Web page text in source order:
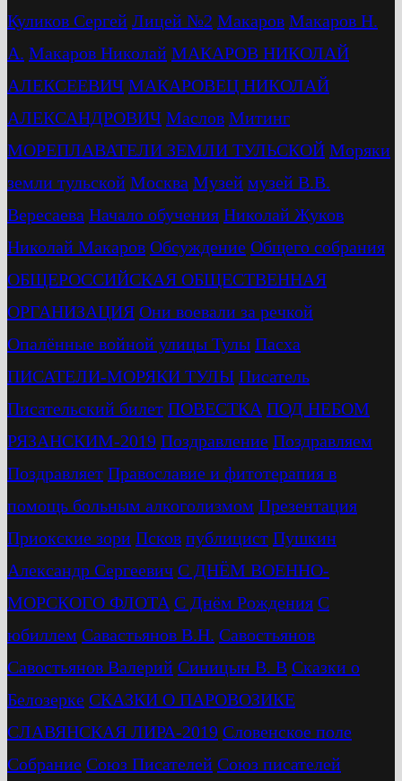
Куликов Сергей Лицей №2 Макаров Макаров Н.
А. Макаров Николай МАКАРОВ НИКОЛАЙ
АЛЕКСЕЕВИЧ МАКАРОВЕЦ НИКОЛАЙ
АЛЕКСАНДРОВИЧ Маслов Митинг
МОРЕПЛАВАТЕЛИ ЗЕМЛИ ТУЛЬСКОЙ Моряки
земли тульской Москва Музей музей В.В.
Вересаева Начало обучения Николай Жуков
Николай Макаров Обсуждение Общего собрания
ОБЩЕРОССИЙСКАЯ ОБЩЕСТВЕННАЯ
ОРГАНИЗАЦИЯ Они воевали за речкой
Опалённые войной улицы Тулы Пасха
ПИСАТЕЛИ-МОРЯКИ ТУЛЫ Писатель
Писательский билет ПОВЕСТКА ПОД НЕБОМ
РЯЗАНСКИМ-2019 Поздравление Поздравляем
Поздравляет Православие и фитотерапия в
помощь больным алкоголизмом Презентация
Приокские зори Псков публицист Пушкин
Александр Сергеевич С ДНЁМ ВОЕННО-
МОРСКОГО ФЛОТА С Днём Рождения С
юбиллем Савастьянов В.Н. Савостьянов
Савостьянов Валерий Синицын В. В Сказки о
Белозерке СКАЗКИ О ПАРОВОЗИКЕ
СЛАВЯНСКАЯ ЛИРА-2019 Словенское поле
Собрание Союз Писателей Союз писателей